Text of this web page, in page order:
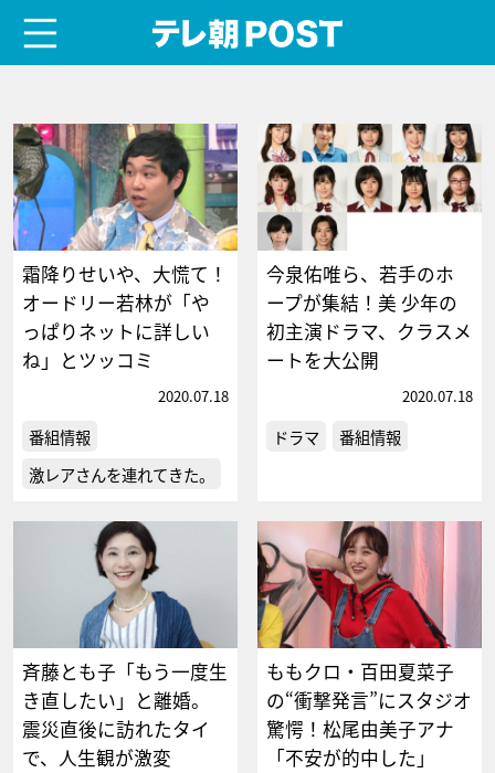
霜降りせいや、大慌て！
オードリー若林が「や
っぱりネットに詳しい
ね」とツッコミ
2020.07.18
番組情報
激レアさんを連れてきた。
今泉佑唯ら、若手のホ
ープが集結！美 少年の
初主演ドラマ、クラスメ
ートを大公開
2020.07.18
ドラマ 番組情報
斉藤とも子「もう一度生
き直したい」と離婚。
震災直後に訪れたタイ
で、人生観が激変
ももクロ・百田夏菜子
の“衝撃発言”にスタジオ
驚愕！松尾由美子アナ
「不安が的中した」